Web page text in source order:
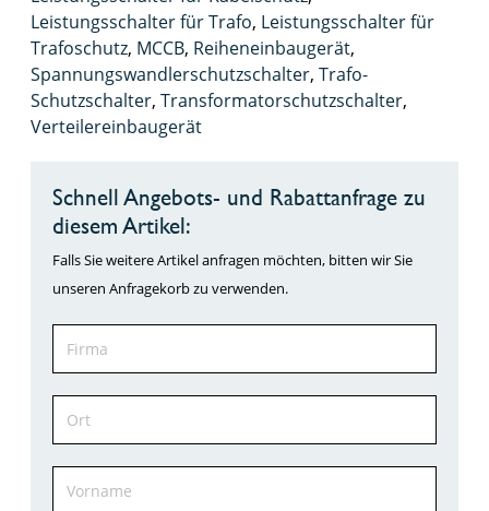
Leistungsschalter für Trafo, Leistungsschalter für
Trafoschutz, MCCB, Reiheneinbaugerät,
Spannungswandlerschutzschalter, Trafo-
Schutzschalter, Transformatorschutzschalter,
Verteilereinbaugerät
Schnell Angebots- und Rabattanfrage zu
diesem Artikel:
Falls Sie weitere Artikel anfragen möchten, bitten wir Sie
unseren Anfragekorb zu verwenden.